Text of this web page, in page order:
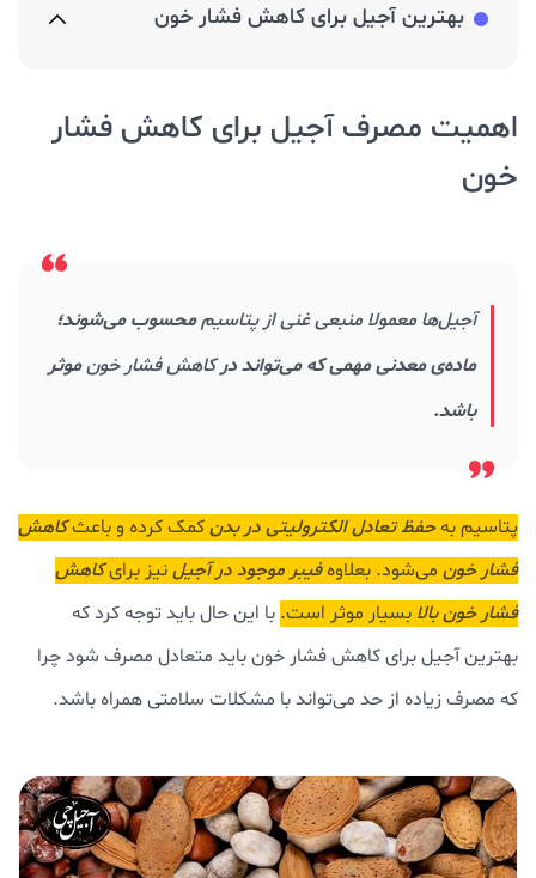
بهترین آجیل برای کاهش فشار خون
اهمیت مصرف آجیل برای کاهش فشار
خون
آجیل‌ها معمولا منبعی غنی از پتاسیممحسوب می‌شوند؛
ماده‌ی معدنی مهمی که می‌تواند درکاهش فشار خونموثر
باشد.
پتاسیم بهحفظ تعادل الکترولیتی در بدنکمک کرده و باعثکاهش
فشار خون می‌شود. بعلاوهفیبر موجود در آجیلنیز برایکاهش
فشار خون بالا بسیار موثر است. با این حال باید توجه کرد که
بهترین آجیل برای کاهش فشار خون باید متعادل مصرف شود چرا
که مصرف زیاده از حد می‌تواند با مشکلات سلامتی همراه باشد.